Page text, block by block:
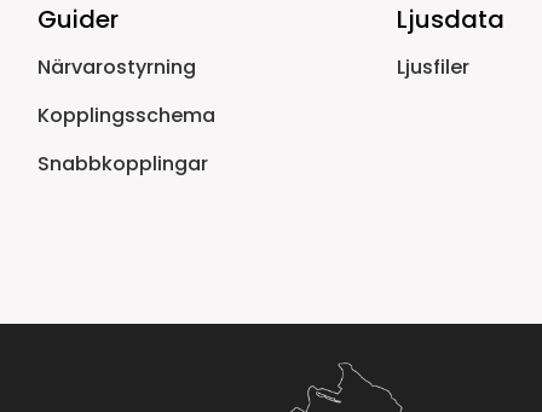
Guider
Närvarostyrning
Kopplingsschema
Snabbkopplingar
Ljusdata
Ljusfiler